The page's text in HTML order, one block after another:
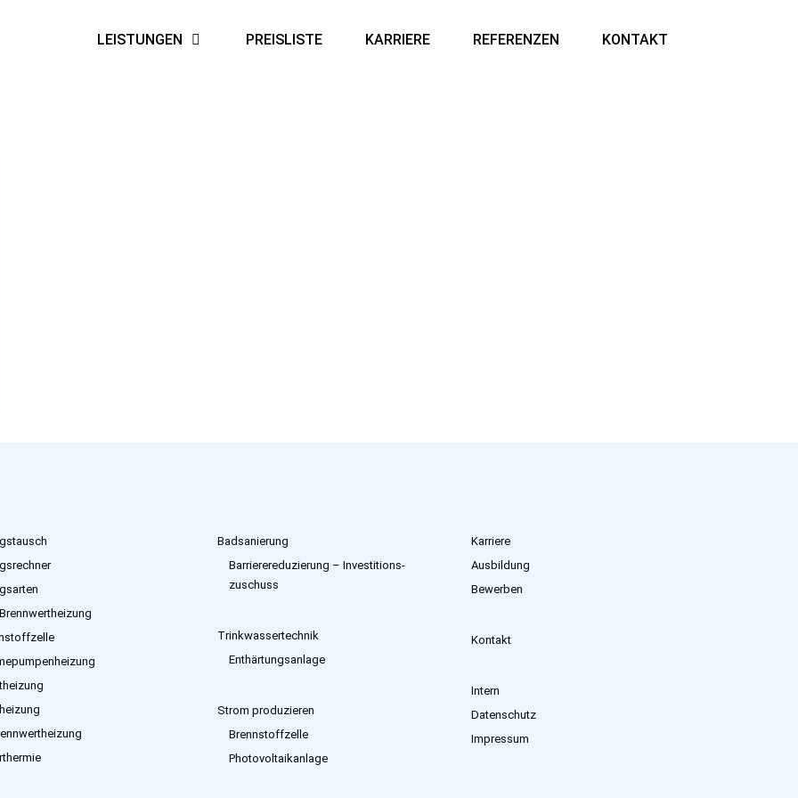
LEISTUNGEN PREISLISTE KARRIERE REFERENZEN KONTAKT
Badsanierung
Barrierereduzierung – Investitions­
zuschuss
Trinkwassertechnik
Enthärtungsanlage
Strom produzieren
Brennstoffzelle
Photovoltaikanlage
Karriere
Ausbildung
Bewerben
Kontakt
Intern
Datenschutz
Impressum